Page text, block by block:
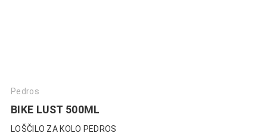
Pedros
BIKE LUST 500ML
LOŠČILO ZA KOLO PEDROS